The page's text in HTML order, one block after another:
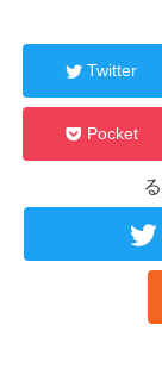
Twitter
Pocket